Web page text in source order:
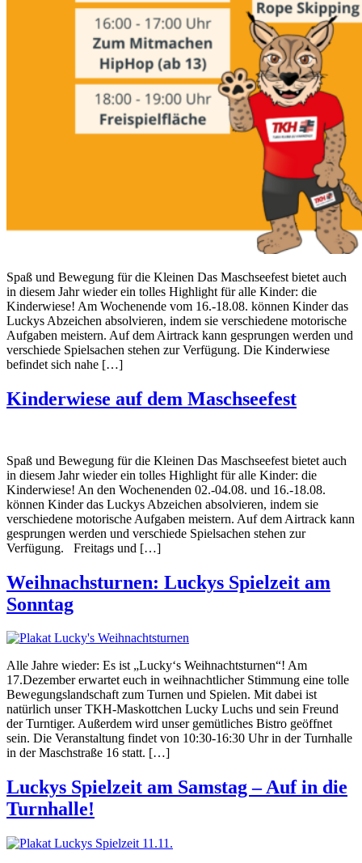
Spaß und Bewegung für die Kleinen Das Maschseefest bietet auch
in diesem Jahr wieder ein tolles Highlight für alle Kinder: die
Kinderwiese! Am Wochenende vom 16.-18.08. können Kinder das
Luckys Abzeichen absolvieren, indem sie verschiedene motorische
Aufgaben meistern. Auf dem Airtrack kann gesprungen werden und
verschiede Spielsachen stehen zur Verfügung. Die Kinderwiese
befindet sich nahe […]
Kinderwiese auf dem Maschseefest
Spaß und Bewegung für die Kleinen Das Maschseefest bietet auch
in diesem Jahr wieder ein tolles Highlight für alle Kinder: die
Kinderwiese! An den Wochenenden 02.-04.08. und 16.-18.08.
können Kinder das Luckys Abzeichen absolvieren, indem sie
verschiedene motorische Aufgaben meistern. Auf dem Airtrack kann
gesprungen werden und verschiede Spielsachen stehen zur
Verfügung. Freitags und […]
Weihnachsturnen: Luckys Spielzeit am
Sonntag
Alle Jahre wieder: Es ist „Lucky‘s Weihnachtsturnen“! Am
17.Dezember erwartet euch in weihnachtlicher Stimmung eine tolle
Bewegungslandschaft zum Turnen und Spielen. Mit dabei ist
natürlich unser TKH-Maskottchen Lucky Luchs und sein Freund
der Turntiger. Außerdem wird unser gemütliches Bistro geöffnet
sein. Die Veranstaltung findet von 10:30-16:30 Uhr in der Turnhalle
in der Maschstraße 16 statt. […]
Luckys Spielzeit am Samstag – Auf in die
Turnhalle!